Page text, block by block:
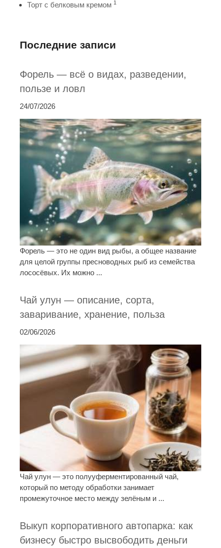
Торт с белковым кремом 1
Последние записи
Форель — всё о видах, разведении,
пользе и ловл
24/07/2026
Форель — это не один вид рыбы, а общее название
для целой группы пресноводных рыб из семейства
лососёвых. Их можно ...
Чай улун — описание, сорта,
заваривание, хранение, польза
02/06/2026
Чай улун — это полууферментированный чай,
который по методу обработки занимает
промежуточное место между зелёным и ...
Выкуп корпоративного автопарка: как
бизнесу быстро высвободить деньги